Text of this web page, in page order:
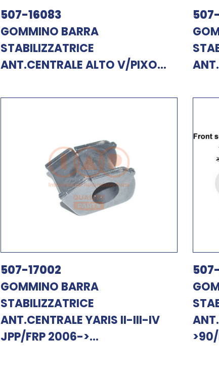
507-16083
GOMMINO BARRA
STABILIZZATRICE
ANT.CENTRALE ALTO V/PIXO...
507-17002
GOMMINO BARRA
STABILIZZATRICE
ANT.CENTRALE YARIS II-III-IV
JPP/FRP 2006->...